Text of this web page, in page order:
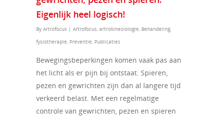
Eigenlijk heel logisch!
By Artrofocus | Artrofocus, artrokinesiologie, Behandeling,
fysiotherapie, Preventie, Publicaties
Bewegingsbeperkingen komen vaak pas aan
het licht als er pijn bij ontstaat. Spieren,
pezen en gewrichten zijn dan al langere tijd
verkeerd belast. Met een regelmatige
controle van gewrichten, pezen en spieren